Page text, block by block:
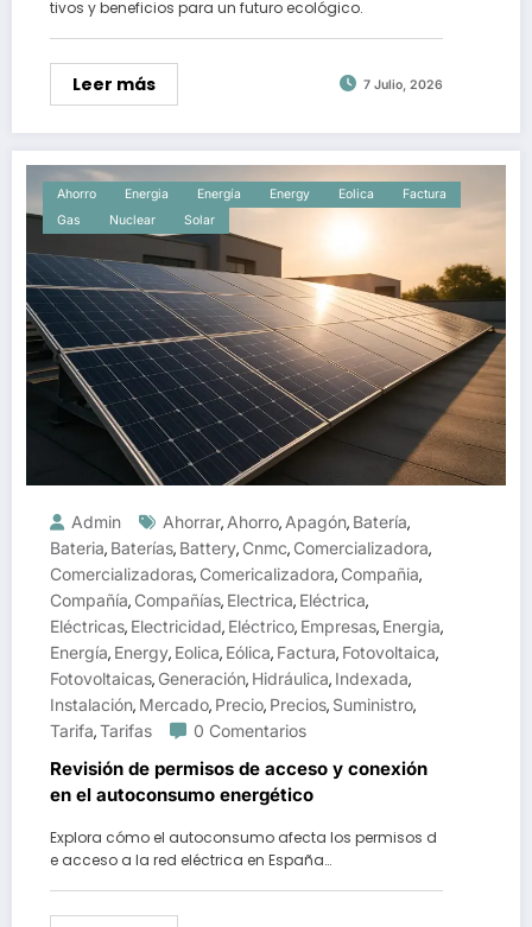
tivos y beneficios para un futuro ecológico.
Leer más 7 Julio, 2026
Ahorro Energia Energía Energy Eolica
Factura
Gas
Nuclear Solar
Admin Ahorrar, Ahorro, Apagón, Batería,
Bateria, Baterías, Battery, Cnmc, Comercializadora,
Comercializadoras, Comericalizadora, Compañia,
Compañía, Compañías, Electrica, Eléctrica,
Eléctricas, Electricidad, Eléctrico, Empresas, Energia,
Energía, Energy, Eolica, Eólica, Factura, Fotovoltaica,
Fotovoltaicas, Generación, Hidráulica, Indexada,
Instalación, Mercado, Precio, Precios, Suministro,
Tarifa,Tarifas 0 Comentarios
Revisión de permisos de acceso y conexión
en el autoconsumo energético
Explora cómo el autoconsumo afecta los permisos d
e acceso a la red eléctrica en España…